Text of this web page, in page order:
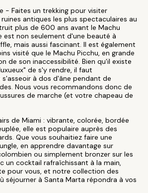
- Faites un trekking pour visiter
antiques les plus spectaculaires au
plus de 600 ans avant le Machu
est non seulement d'une beauté à
mais aussi fascinant. Il est également
visité que le Machu Picchu, en grande
de son inaccessibilité. Bien qu'il existe
de s'y rendre, il faut
s'asseoir à dos d'âne pendant de
Nous vous recommandons donc de
de marche (et votre chapeau de
de Miami : vibrante, colorée, bordée
elle est populaire auprès des
Que vous souhaitiez faire une
en apprendre davantage sur
ou simplement bronzer sur les
un cocktail rafraîchissant à la main,
pour vous, et notre collection des
séjourner à Santa Marta répondra à vos